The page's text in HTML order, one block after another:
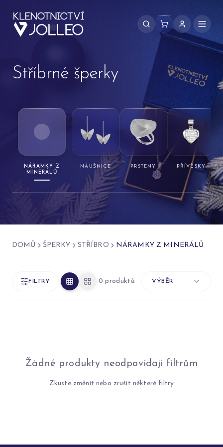
Stříbrné šperky
NÁRAMKY Z
MINERÁLŮ
NÁUŠNICE PRSTENY PŘÍVĚSKY
DOMŮ ŠPERKY STŘÍBRO NÁRAMKY Z MINERÁLŮ
FILTRY 0 produktů VÝBĚR
Žádné produkty neodpovídají filtrům
Zkuste změnit nebo zrušit některé filtry